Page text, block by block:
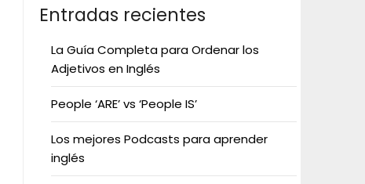
Entradas recientes
La Guía Completa para Ordenar los
Adjetivos en Inglés
People ‘ARE’ vs ‘People IS’
Los mejores Podcasts para aprender
inglés